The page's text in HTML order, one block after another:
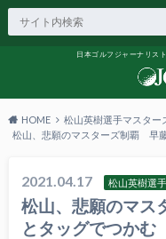
日本ゴルフジャーナリス
HOME
松山英樹選手マスター
松山、悲願のマスターズ制覇 早
2021.04.17 松山英樹選
松山、悲願のマ
とタッグでつかむ